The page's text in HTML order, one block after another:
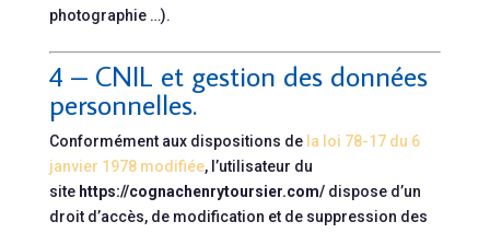
photographie …).
4 – CNIL et gestion des données
personnelles.
Conformément aux dispositions de la loi 78-17 du 6
janvier 1978 modifiée, l’utilisateur du
site https://cognachenrytoursier.com/ dispose d’un
droit d’accès, de modification et de suppression des